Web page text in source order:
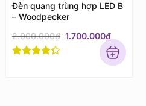
Đèn quang trùng hợp LED B
– Woodpecker
2.000.000₫ Original
price
2.000.000₫.
1.700.000₫Current
price
is: